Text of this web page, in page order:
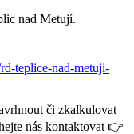
nad Metují.
teplice-nad-metuji-
či zkalkulovat
nás kontaktovat 👉